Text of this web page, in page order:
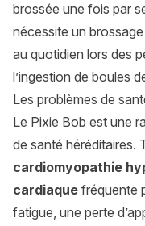
brossée une fois par
nécessite un
au quotidien lors des
l’ingestion de boules
Les problèmes de
Le Pixie Bob est une
de santé héréditaires.
cardiomyopathie
cardiaque fréquente
fatigue, une perte